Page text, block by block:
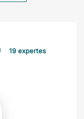
19 expertes